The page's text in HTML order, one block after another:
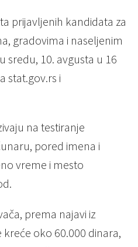
prijavljenih kandidata za
gradovima i naseljenim
sredu, 10. avgusta u 16
stat.gov.rs i
na testiranje
pored imena i
vreme i mesto
prema najavi iz
oko 60.000 dinara,